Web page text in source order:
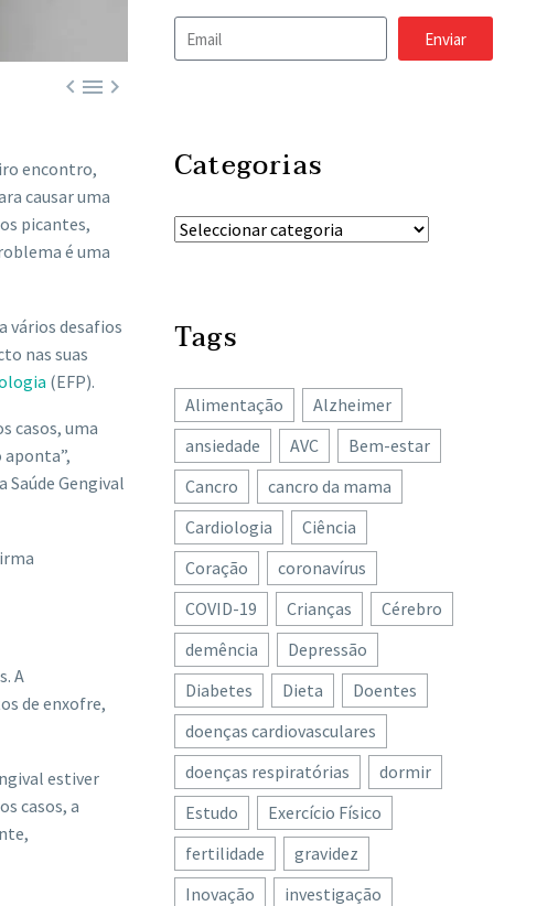

encontro,
causar uma
picantes,
é uma
vários desafios
nas suas
(EFP).
casos, uma
Gengival
A
de enxofre,
estiver
casos, a
Enviar
Categorias
Tags
Alimentação
Alzheimer
ansiedade
AVC
Bem-estar
Cancro
cancro da mama
Cardiologia
Ciência
Coração
coronavírus
COVID-19
Crianças
Cérebro
demência
Depressão
Diabetes
Dieta
Doentes
doenças cardiovasculares
doenças respiratórias
dormir
Estudo
Exercício Físico
fertilidade
gravidez
Inovação
investigação